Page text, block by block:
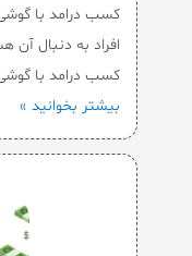
کسب درامد با
افراد به دنبال آن
کسب درامد با گوشی
بیشتر بخوانید »